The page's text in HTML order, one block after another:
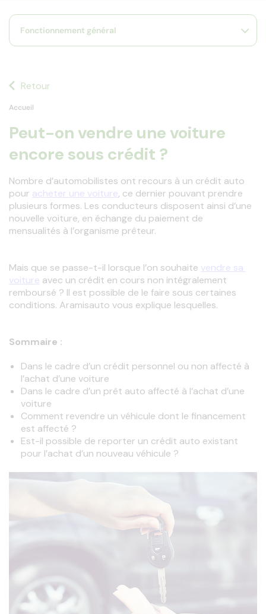
Fonctionnement général
Retour
Accueil
Peut-on vendre une voiture
encore sous crédit ?
Nombre d’automobilistes ont recours à un crédit auto
pour acheter une voiture, ce dernier pouvant prendre
plusieurs formes. Les conducteurs disposent ainsi d’une
nouvelle voiture, en échange du paiement de
mensualités à l’organisme prêteur.
Mais que se passe-t-il lorsque l’on souhaite vendre sa
voiture avec un crédit en cours non intégralement
remboursé ? Il est possible de le faire sous certaines
conditions. Aramisauto vous explique lesquelles.
Sommaire :
Dans le cadre d’un crédit personnel ou non affecté à
l’achat d’une voiture
Dans le cadre d’un prêt auto affecté à l’achat d’une
voiture
Comment revendre un véhicule dont le financement
est affecté ?
Est-il possible de reporter un crédit auto existant
pour l’achat d’un nouveau véhicule ?